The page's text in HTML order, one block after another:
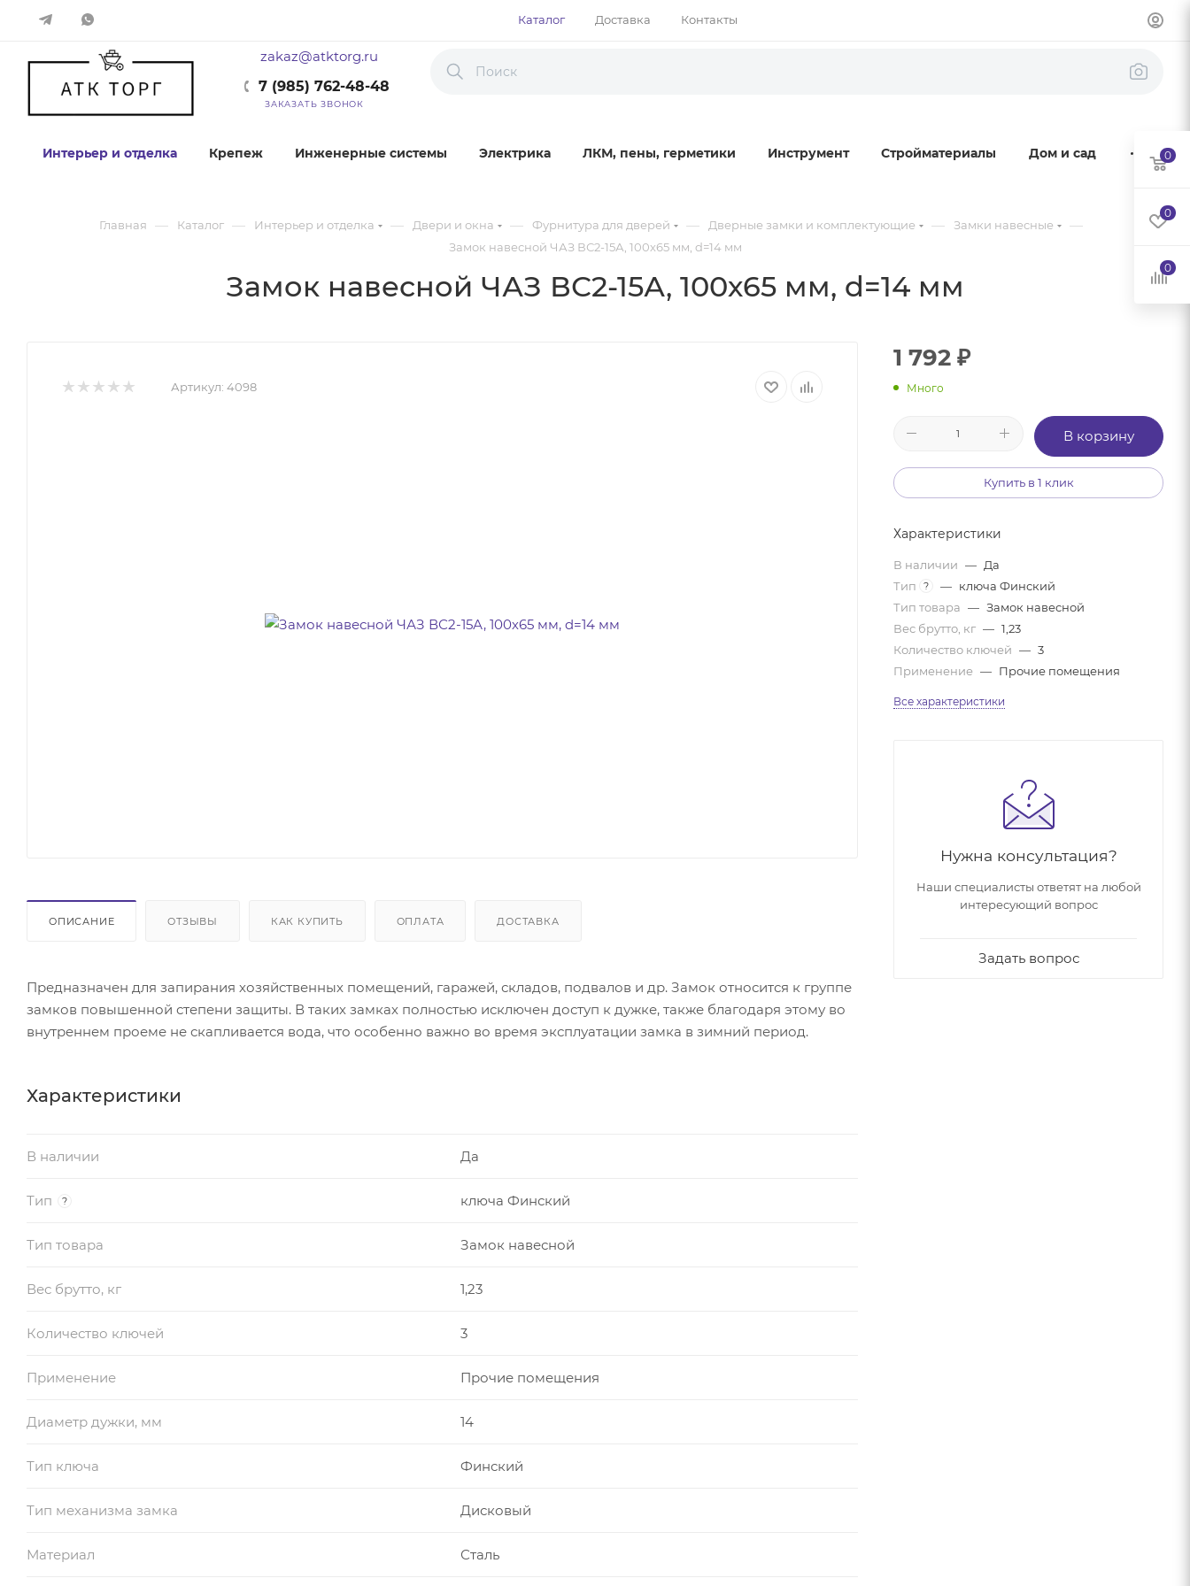
Каталог Доставка Контакты
zakaz@atktorg.ru
7 (985) 762-48-48
ЗАКАЗАТЬ ЗВОНОК
Интерьер и отделка Крепеж Инженерные системы Электрика ЛКМ, пены, герметики Инструмент Стройматериалы Дом и сад
Главная — Каталог — Интерьер и отделка — Двери и окна — Фурнитура для дверей — Дверные замки и комплектующие — Замки навесные —
Замок навесной ЧАЗ ВС2-15А, 100х65 мм, d=14 мм
Замок навесной ЧАЗ ВС2-15А, 100х65 мм, d=14 мм
Артикул: 4098
ОПИСАНИЕ ОТЗЫВЫ КАК КУПИТЬ ОПЛАТА ДОСТАВКА
Предназначен для запирания хозяйственных помещений, гаражей, складов, подвалов и др. Замок относится к группе
замков повышенной степени защиты. В таких замках полностью исключен доступ к дужке, также благодаря этому во
внутреннем проеме не скапливается вода, что особенно важно во время эксплуатации замка в зимний период.
Характеристики
В наличии Да
Тип ? ключа Финский
Тип товара Замок навесной
Вес брутто, кг 1,23
Количество ключей 3
Применение Прочие помещения
Диаметр дужки, мм 14
Тип ключа Финский
Тип механизма замка Дисковый
Материал Сталь
1 792 ₽
Много
В корзину
Купить в 1 клик
Характеристики
В наличии — Да
Тип
? — ключа Финский
Тип товара — Замок навесной
Вес брутто, кг — 1,23
Количество ключей — 3
Применение — Прочие помещения
Все характеристики
Нужна консультация?
Наши специалисты ответят на любой
интересующий вопрос
Задать вопрос
0
0
0